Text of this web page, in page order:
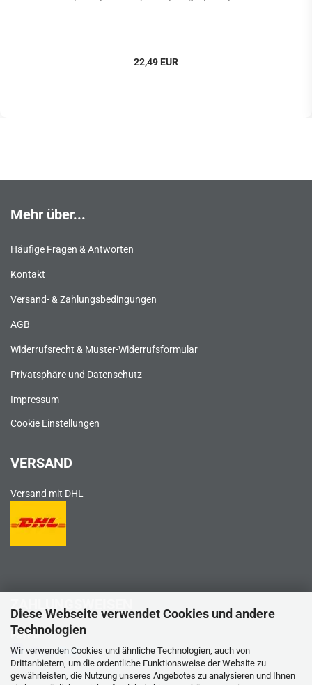
Diese Webseite verwendet Cookies und andere
Technologien
Wir verwenden Cookies und ähnliche Technologien, auch von
Drittanbietern, um die ordentliche Funktionsweise der Website zu
gewährleisten, die Nutzung unseres Angebotes zu analysieren und Ihnen
22,49 EUR
Mehr über...
Häufige Fragen & Antworten
Kontakt
Versand- & Zahlungsbedingungen
AGB
Widerrufsrecht & Muster-Widerrufsformular
Privatsphäre und Datenschutz
Impressum
Cookie Einstellungen
VERSAND
Versand mit DHL
ZAHLUNGSWEISEN
PayPal